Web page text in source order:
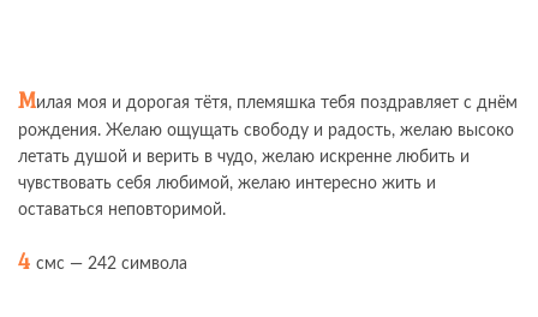
Милая моя и дорогая тётя, племяшка тебя поздравляет с днём
рождения. Желаю ощущать свободу и радость, желаю высоко
летать душой и верить в чудо, желаю искренне любить и
чувствовать себя любимой, желаю интересно жить и
оставаться неповторимой.
4 смс — 242 символа